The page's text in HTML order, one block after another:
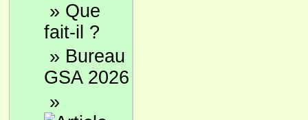
» Que
fait-il ?
» Bureau
GSA 2026
»